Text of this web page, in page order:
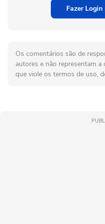
Fazer
Os comentários são de
autores e não representam a
que viole os termos de uso,